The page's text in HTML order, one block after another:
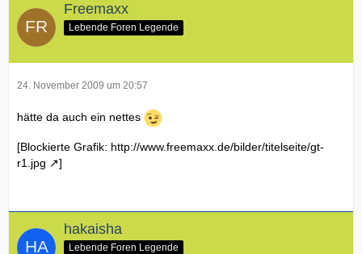
Freemaxx
Lebende Foren Legende
24. November 2009 um 20:57
hätte da auch ein nettes
[Blockierte Grafik: http://www.freemaxx.de/bilder/titelseite/gt-
r1.jpg
]
hakaisha
Lebende Foren Legende